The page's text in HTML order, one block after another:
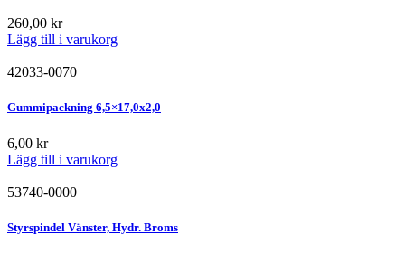
260,00 kr
Lägg till i varukorg
42033-0070
Gummipackning 6,5×17,0x2,0
6,00 kr
Lägg till i varukorg
53740-0000
Styrspindel Vänster, Hydr. Broms